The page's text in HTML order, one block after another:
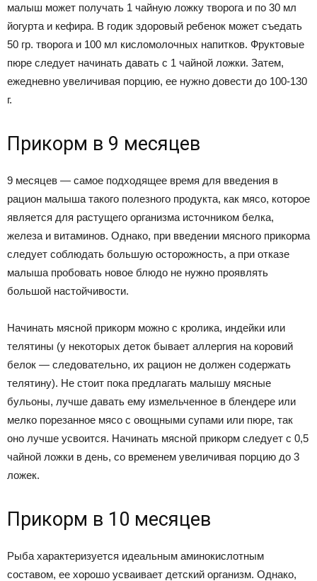
малыш может получать 1 чайную ложку творога и по 30 мл
йогурта и кефира. В годик здоровый ребенок может съедать
50 гр. творога и 100 мл кисломолочных напитков. Фруктовые
пюре следует начинать давать с 1 чайной ложки. Затем,
ежедневно увеличивая порцию, ее нужно довести до 100-130
г.
Прикорм в 9 месяцев
9 месяцев — самое подходящее время для введения в
рацион малыша такого полезного продукта, как мясо, которое
является для растущего организма источником белка,
железа и витаминов. Однако, при введении мясного прикорма
следует соблюдать большую осторожность, а при отказе
малыша пробовать новое блюдо не нужно проявлять
большой настойчивости.
Начинать мясной прикорм можно с кролика, индейки или
телятины (у некоторых деток бывает аллергия на коровий
белок — следовательно, их рацион не должен содержать
телятину). Не стоит пока предлагать малышу мясные
бульоны, лучше давать ему измельченное в блендере или
мелко порезанное мясо с овощными супами или пюре, так
оно лучше усвоится. Начинать мясной прикорм следует с 0,5
чайной ложки в день, со временем увеличивая порцию до 3
ложек.
Прикорм в 10 месяцев
Рыба характеризуется идеальным аминокислотным
составом, ее хорошо усваивает детский организм. Однако,